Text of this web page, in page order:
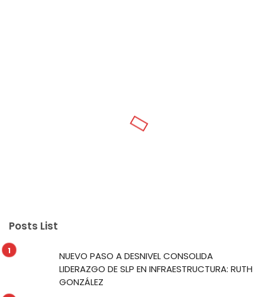
Posts List
NUEVO PASO A DESNIVEL CONSOLIDA
LIDERAZGO DE SLP EN INFRAESTRUCTURA: RUTH
GONZÁLEZ